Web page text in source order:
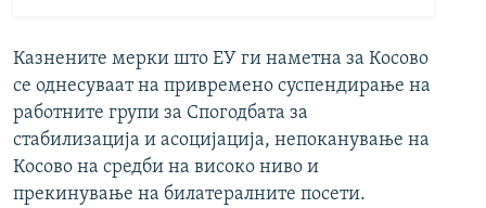
Казнените мерки што ЕУ ги наметна за Косово
се однесуваат на привремено суспендирање на
работните групи за Спогодбата за
стабилизација и асоцијација, непоканување на
Косово на средби на високо ниво и
прекинување на билатералните посети.